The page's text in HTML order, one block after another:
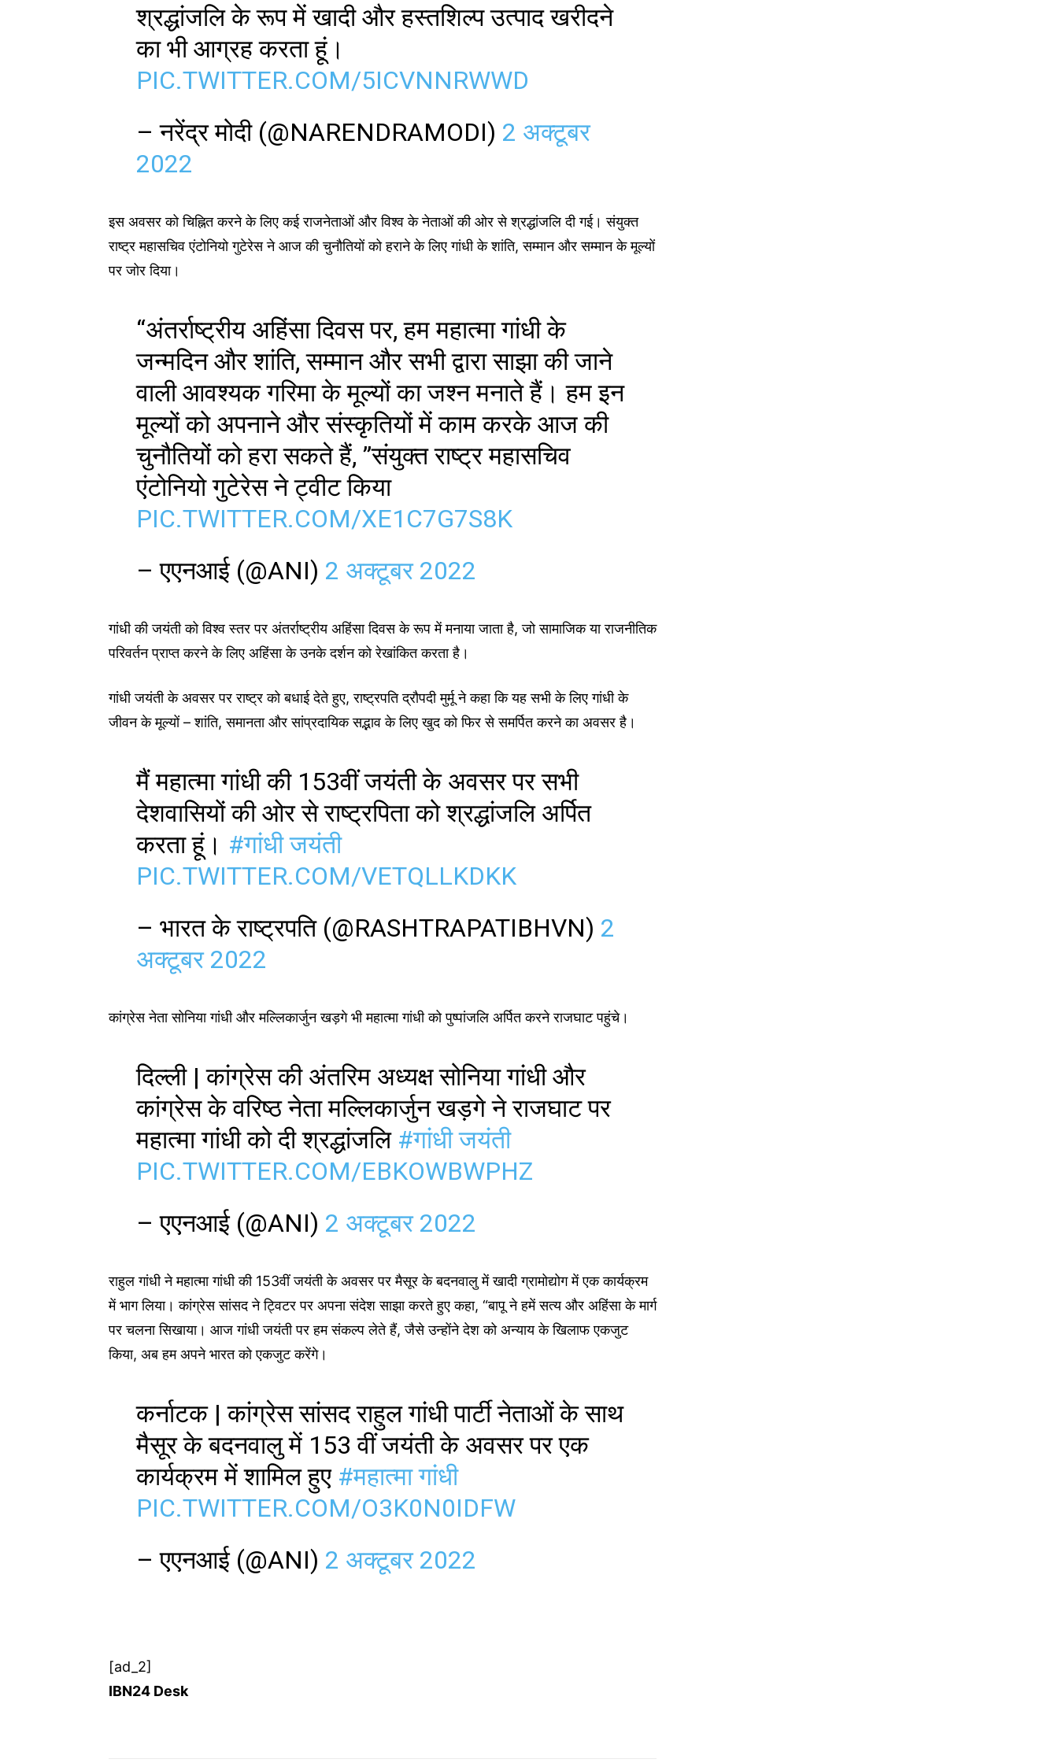
श्रद्धांजलि के रूप में खादी और हस्तशिल्प उत्पाद खरीदने
का भी आग्रह करता हूं।
PIC.TWITTER.COM/5ICVNNRWWD
– नरेंद्र मोदी (@NARENDRAMODI) 2 अक्टूबर
2022
इस अवसर को चिह्नित करने के लिए कई राजनेताओं और विश्व के नेताओं की ओर से श्रद्धांजलि दी गई। संयुक्त
राष्ट्र महासचिव एंटोनियो गुटेरेस ने आज की चुनौतियों को हराने के लिए गांधी के शांति, सम्मान और सम्मान के मूल्यों
पर जोर दिया।
“अंतर्राष्ट्रीय अहिंसा दिवस पर, हम महात्मा गांधी के
जन्मदिन और शांति, सम्मान और सभी द्वारा साझा की जाने
वाली आवश्यक गरिमा के मूल्यों का जश्न मनाते हैं। हम इन
मूल्यों को अपनाने और संस्कृतियों में काम करके आज की
चुनौतियों को हरा सकते हैं, ”संयुक्त राष्ट्र महासचिव
एंटोनियो गुटेरेस ने ट्वीट किया
PIC.TWITTER.COM/XE1C7G7S8K
– एएनआई (@ANI) 2 अक्टूबर 2022
गांधी की जयंती को विश्व स्तर पर अंतर्राष्ट्रीय अहिंसा दिवस के रूप में मनाया जाता है, जो सामाजिक या राजनीतिक
परिवर्तन प्राप्त करने के लिए अहिंसा के उनके दर्शन को रेखांकित करता है।
गांधी जयंती के अवसर पर राष्ट्र को बधाई देते हुए, राष्ट्रपति द्रौपदी मुर्मू ने कहा कि यह सभी के लिए गांधी के
जीवन के मूल्यों – शांति, समानता और सांप्रदायिक सद्भाव के लिए खुद को फिर से समर्पित करने का अवसर है।
मैं महात्मा गांधी की 153वीं जयंती के अवसर पर सभी
देशवासियों की ओर से राष्ट्रपिता को श्रद्धांजलि अर्पित
करता हूं। #गांधी जयंती
PIC.TWITTER.COM/VETQLLKDKK
– भारत के राष्ट्रपति (@RASHTRAPATIBHVN) 2
अक्टूबर 2022
कांग्रेस नेता सोनिया गांधी और मल्लिकार्जुन खड़गे भी महात्मा गांधी को पुष्पांजलि अर्पित करने राजघाट पहुंचे।
दिल्ली | कांग्रेस की अंतरिम अध्यक्ष सोनिया गांधी और
कांग्रेस के वरिष्ठ नेता मल्लिकार्जुन खड़गे ने राजघाट पर
महात्मा गांधी को दी श्रद्धांजलि #गांधी जयंती
PIC.TWITTER.COM/EBKOWBWPHZ
– एएनआई (@ANI) 2 अक्टूबर 2022
राहुल गांधी ने महात्मा गांधी की 153वीं जयंती के अवसर पर मैसूर के बदनवालु में खादी ग्रामोद्योग में एक कार्यक्रम
में भाग लिया। कांग्रेस सांसद ने ट्विटर पर अपना संदेश साझा करते हुए कहा, “बापू ने हमें सत्य और अहिंसा के मार्ग
पर चलना सिखाया। आज गांधी जयंती पर हम संकल्प लेते हैं, जैसे उन्होंने देश को अन्याय के खिलाफ एकजुट
किया, अब हम अपने भारत को एकजुट करेंगे।
कर्नाटक | कांग्रेस सांसद राहुल गांधी पार्टी नेताओं के साथ
मैसूर के बदनवालु में 153 वीं जयंती के अवसर पर एक
कार्यक्रम में शामिल हुए #महात्मा गांधी
PIC.TWITTER.COM/O3K0N0IDFW
– एएनआई (@ANI) 2 अक्टूबर 2022
[ad_2]
IBN24 Desk